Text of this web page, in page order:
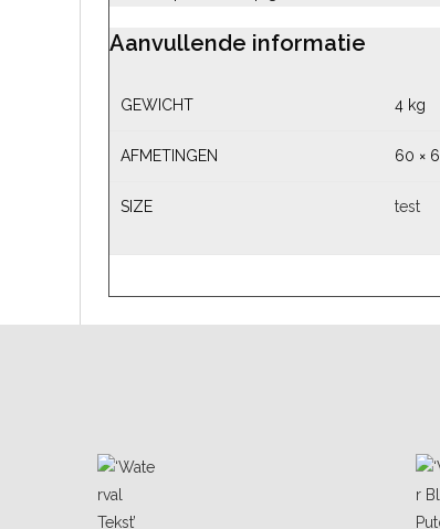
Aanvullende informatie
GEWICHT 4 kg
AFMETINGEN 60 ×
SIZE test